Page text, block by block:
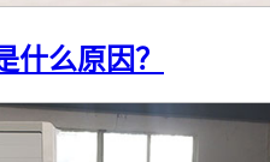
什么原因？